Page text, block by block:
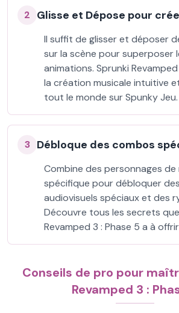
2 Glisse et Dépose pour
Il suffit de glisser et déposer
sur la scène pour superposer
animations. Sprunki
la création musicale intuitive
tout le monde sur Spunky Jeu.
3 Débloque des combos
Combine des personnages de
spécifique pour débloquer
audiovisuels spéciaux et des
Découvre tous les secrets
Revamped 3 : Phase 5 a à
Conseils de pro pour
Revamped 3 :